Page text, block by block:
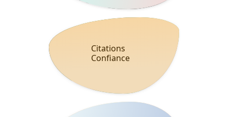
Citations
Confiance